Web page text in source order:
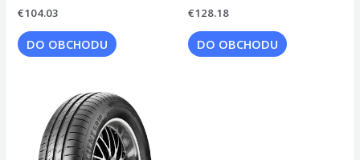
€104.03
DO OBCHODU
€128.18
DO OBCHODU